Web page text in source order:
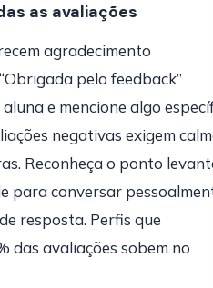
as avaliações
agradecimento
pelo feedback”
e mencione algo
negativas exigem
Reconheça o ponto
para conversar
resposta. Perfis que
das avaliações sobem no